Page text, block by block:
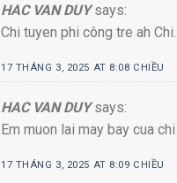
HAC VAN DUY says:
Chi tuyen phi công tre ah
17 THÁNG 3, 2025 AT 8:08 CHIỀU
HAC VAN DUY says:
Em muon lai may bay cua
17 THÁNG 3, 2025 AT 8:09 CHIỀU